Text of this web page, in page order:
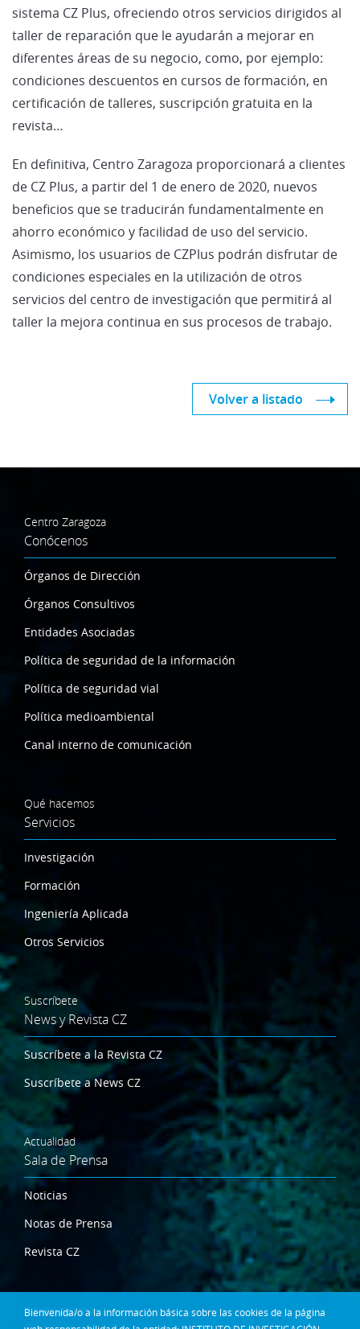
Bienvenida/o a la información básica sobre las cookies de la página
sistema CZ Plus, ofreciendo otros servicios dirigidos al
taller de reparación que le ayudarán a mejorar en
diferentes áreas de su negocio, como, por ejemplo:
condiciones descuentos en cursos de formación, en
certificación de talleres, suscripción gratuita en la
revista…
En definitiva, Centro Zaragoza proporcionará a clientes
de CZ Plus, a partir del 1 de enero de 2020, nuevos
beneficios que se traducirán fundamentalmente en
ahorro económico y facilidad de uso del servicio.
Asimismo, los usuarios de CZPlus podrán disfrutar de
condiciones especiales en la utilización de otros
servicios del centro de investigación que permitirá al
taller la mejora continua en sus procesos de trabajo.
Volver a listado
Centro Zaragoza
Conócenos
Órganos de Dirección
Órganos Consultivos
Entidades Asociadas
Política de seguridad de la información
Política de seguridad vial
Política medioambiental
Canal interno de comunicación
Qué hacemos
Servicios
Investigación
Formación
Ingeniería Aplicada
Otros Servicios
Suscríbete
News y Revista CZ
Suscríbete a la Revista CZ
Suscríbete a News CZ
Actualidad
Sala de Prensa
Noticias
Notas de Prensa
Revista CZ
Dónde estamos